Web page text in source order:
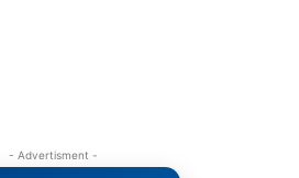
- Advertisment -